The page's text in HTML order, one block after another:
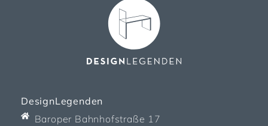
DesignLegenden
Baroper Bahnhofstraße 17